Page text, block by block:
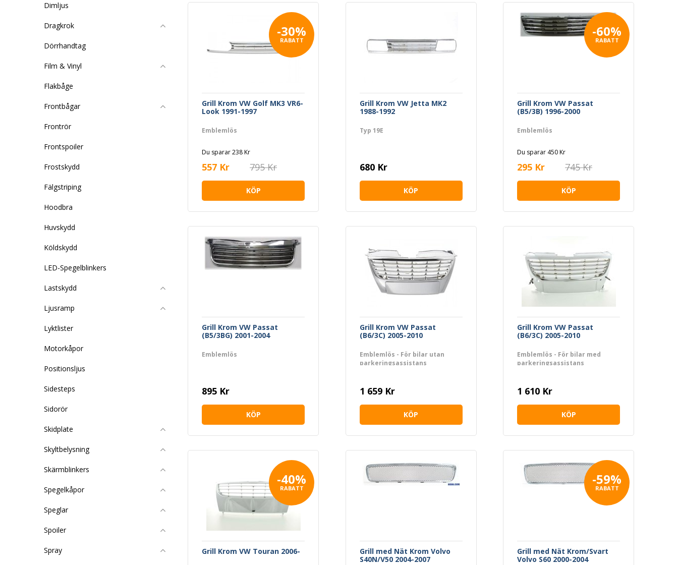
Dimljus
Dragkrok
Dörrhandtag
Film & Vinyl
Flakbåge
Frontbågar
Frontrör
Frontspoiler
Frostskydd
Fälgstriping
Hoodbra
Huvskydd
Köldskydd
LED-Spegelblinkers
Lastskydd
Ljusramp
Lyktlister
Motorkåpor
Positionsljus
Sidesteps
Sidorör
Skidplate
Skyltbelysning
Skärmblinkers
Spegelkåpor
Speglar
Spoiler
Spray
-30%
RABATT
Grill Krom VW Golf MK3 VR6-
Look 1991-1997
Emblemlös
Du sparar 238 Kr
557 Kr 795 Kr
KÖP
Grill Krom VW Jetta MK2
1988-1992
Typ 19E
680 Kr
KÖP
-60%
RABATT
Grill Krom VW Passat
(B5/3B) 1996-2000
Emblemlös
Du sparar 450 Kr
295 Kr 745 Kr
KÖP
Grill Krom VW Passat
(B5/3BG) 2001-2004
Emblemlös
895 Kr
KÖP
Grill Krom VW Passat
(B6/3C) 2005-2010
Emblemlös - För bilar utan
parkeringsassistans
1 659 Kr
KÖP
Grill Krom VW Passat
(B6/3C) 2005-2010
Emblemlös - För bilar med
parkeringsassistans
1 610 Kr
KÖP
-40%
RABATT
Grill Krom VW Touran 2006-
Grill med Nät Krom Volvo
S40N/V50 2004-2007
-59%
RABATT
Grill med Nät Krom/Svart
Volvo S60 2000-2004